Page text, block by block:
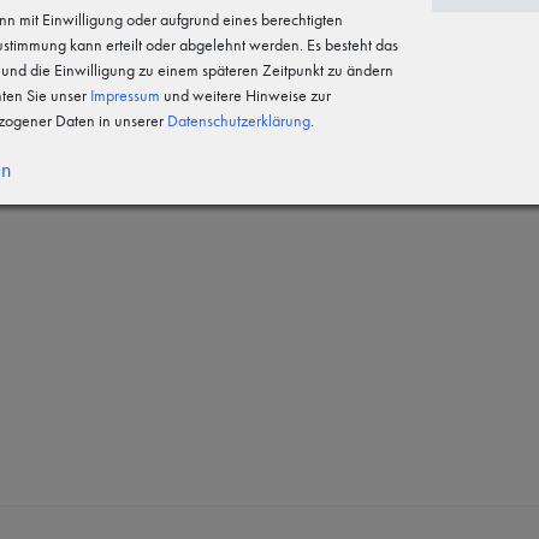
und Ausrüstungsgegenständen. Die Aufschrift
mit Einwilligung oder aufgrund eines berechtigten
kann erteilt oder abgelehnt werden. Es besteht das
die Einwilligung zu einem späteren Zeitpunkt zu ändern
Sie unser Impressum und weitere Hinweise zur
Daten in unserer Daten­schutz­erklärung.